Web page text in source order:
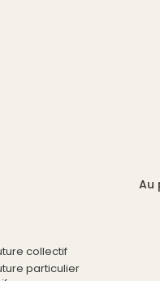
Au
collectif
particulier